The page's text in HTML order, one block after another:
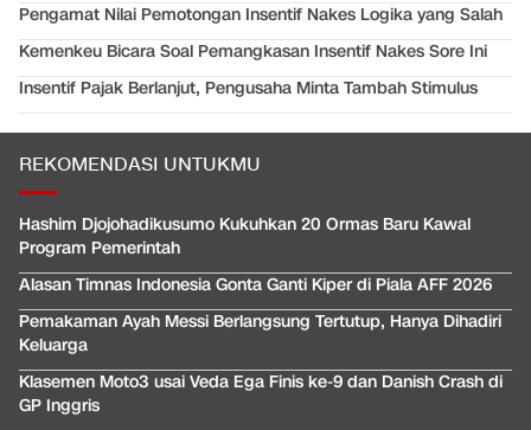
Pengamat Nilai Pemotongan Insentif Nakes Logika yang Salah
Kemenkeu Bicara Soal Pemangkasan Insentif Nakes Sore Ini
Insentif Pajak Berlanjut, Pengusaha Minta Tambah Stimulus
REKOMENDASI UNTUKMU
Hashim Djojohadikusumo Kukuhkan 20 Ormas Baru Kawal
Program Pemerintah
Alasan Timnas Indonesia Gonta Ganti Kiper di Piala AFF 2026
Pemakaman Ayah Messi Berlangsung Tertutup, Hanya Dihadiri
Keluarga
Klasemen Moto3 usai Veda Ega Finis ke-9 dan Danish Crash di
GP Inggris